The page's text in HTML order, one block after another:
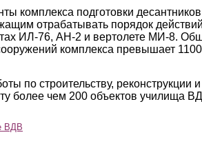
комплекса подготовки десантников
отрабатывать порядок
ИЛ-76, АН-2 и вертолете МИ-8.
комплекса превышает 1100
по строительству, реконструкции и
более чем 200 объектов училища
ВДВ